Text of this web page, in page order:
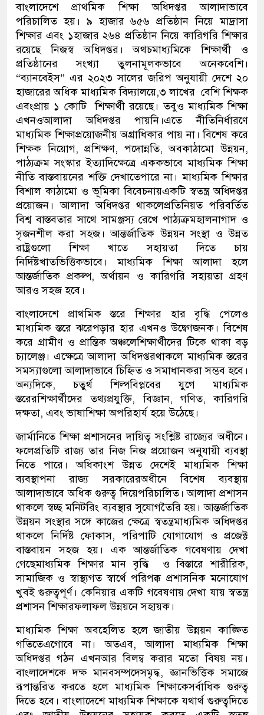
বাংলাদেশে
প্রাথমিক শিক্ষা অধিদপ্তর
আলাদাভাবে
পরিচালিত হয়। ৯হাজার৬৫৬প্রতিষ্ঠান নিয়ে মাদ্রাসা
শিক্ষার এবং ১হাজার ২৬৪ প্রতিষ্ঠান নিয়ে কারিগরি শিক্ষার
রয়েছে
নিজস্ব অধিদপ্তর।অথচমাধ্যমিকে শিক্ষার্থীও
প্রতিষ্ঠানের
সংখ্যা তুলনামূলকভাবে অনেকবেশি।
“ব্যানবেইস” এর ২০২৩সালের জরিপ অনুযায়ী দেশে২০
হাজারের অধিক মাধ্যমিকবিদ্যালয়ে,৩লাখের বেশি শিক্ষক
এবংপ্রায় ১ কোটি শিক্ষার্থী রয়েছে।তবুও মাধ্যমিক শিক্ষা
এখনওআলাদা অধিদপ্তর পায়নি।এতে
নীতিনির্ধারণে
মাধ্যমিক শিক্ষাপ্রয়োজনীয় অগ্রাধিকার পায় না।বিশেষ করে
শিক্ষক নিয়োগ,প্রশিক্ষণ, পদোন্নতি,অবকাঠামো উন্নয়ন,
পাঠ্যক্রম সংস্কার ইত্যাদিক্ষেত্রে এককভাবে মাধ্যমিক শিক্ষা
নীতি বাস্তবায়নের শক্তি দেখাতেপারে না। মাধ্যমিক শিক্ষার
বিশাল কাঠামোওভূমিকা বিবেচনায়একটি স্বতন্ত্র অধিদপ্তর
প্রয়োজন।আলাদা অধিদপ্তর থাকলেপ্রতিনিয়ত পরিবর্তিত
বিশ্ব বাস্তবতার সাথে সামঞ্জস্য রেখে পাঠ্যক্রমহালনাগাদও
সৃজনশীল করা সহজ।আন্তর্জাতিক উন্নয়ন সংস্থাওউন্নত
রাষ্ট্রগুলো
শিক্ষা খাতে সহায়তা দিতে
চায়
নির্দিষ্টখাতভিত্তিকভাবে।মাধ্যমিক শিক্ষা আলাদা
হলে
আন্তর্জাতিক প্রকল্প,অর্থায়ন ওকারিগরি সহায়তা গ্রহণ
আরও সহজ হবে।
বাংলাদেশে
প্রাথমিক স্তরে শিক্ষার হার বৃদ্ধি
পেলেও
মাধ্যমিক স্তরে ঝরেপড়ার হার এখনও উদ্বেগজনক।বিশেষ
করে গ্রামীণও প্রান্তিক অঞ্চলেশিক্ষার্থীদের টিকে থাকা বড়
চ্যালেঞ্জ।এক্ষেত্রে আলাদা অধিদপ্তরথাকলে মাধ্যমিক স্তরের
সমস্যাগুলো আলাদাভাবে চিহ্নিতওসমাধানকরা সম্ভব হবে।
অন্যদিকে,চতুর্থ শিল্পবিপ্লবের যুগে
মাধ্যমিক
স্তরেরশিক্ষার্থীদের তথ্যপ্রযুক্তি,বিজ্ঞান, গণিত,কারিগরি
দক্ষতা, এবং ভাষাশিক্ষা অপরিহার্য হয়ে উঠেছে।
জার্মানিতে শিক্ষা প্রশাসনের দায়িত্ব সংশ্লিষ্ট রাজ্যের অধীনে।
ফলেপ্রতিটি রাজ্য তার নিজ নিজ প্রয়োজন অনুযায়ী ব্যবস্থা
নিতে
পারে।অধিকাংশ উন্নত দেশেই মাধ্যমিক
শিক্ষা
ব্যবস্থাপনা
রাজ্য সরকারেরঅধীনে বিশেষ
ব্যবস্থায়
আলাদাভাবে অধিক গুরুত্ব দিয়েপরিচালিত।আলাদা প্রশাসন
থাকলে স্বচ্ছ মনিটরিং ব্যবস্থার সুযোগতৈরি হয়।আন্তর্জাতিক
উন্নয়ন সংস্থার সঙ্গে কাজের ক্ষেত্রে স্বতন্ত্রমাধ্যমিক অধিদপ্তর
থাকলে নির্দিষ্ট ফোকাস, পরিপাটি যোগাযোগ ও প্রজেক্ট
বাস্তবায়ন সহজ হয়। এক আন্তর্জাতিক গবেষণায় দেখা
গেছেমাধ্যমিক শিক্ষার মান বৃদ্ধিওবিস্তারে শারীরিক,
সামাজিক ওস্বাস্থ্যগত স্বার্থে পরিপক্ক প্রশাসনিক মনোযোগ
খুবই গুরুত্বপূর্ণ। কেনিয়ার একটি গবেষণায় দেখা যায় স্বতন্ত্র
প্রশাসন শিক্ষারফলাফল উন্নয়নে সহায়ক।
মাধ্যমিক শিক্ষা অবহেলিত হলে জাতীয় উন্নয়ন কাঙ্ক্ষিত
গতিতেএগোবে না।অতএব,আলাদা মাধ্যমিক
শিক্ষা
অধিদপ্তর গঠন এখনআর বিলম্ব করার মতো বিষয় নয়।
বাংলাদেশকে দক্ষ মানবসম্পদেসমৃদ্ধ,জ্ঞানভিত্তিক সমাজে
রূপান্তরিত করতে হলে মাধ্যমিক শিক্ষাকেসর্বাধিক গুরুত্ব
দিতে হবে।বাংলাদেশে মাধ্যমিক শিক্ষাকে যথার্থ গুরুত্বদিতে